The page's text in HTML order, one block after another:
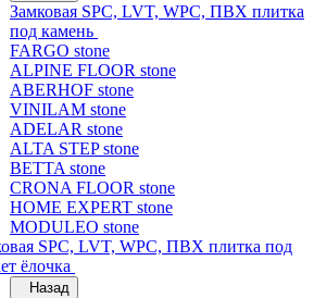
Замковая SPC, LVT, WPC, ПВХ плитка
под камень
FARGO stone
ALPINE FLOOR stone
ABERHOF stone
VINILAM stone
ADELAR stone
ALTA STEP stone
BETTA stone
CRONA FLOOR stone
HOME EXPERT stone
MODULEO stone
SPC, LVT, WPC, ПВХ плитка под
ёлочка
Назад